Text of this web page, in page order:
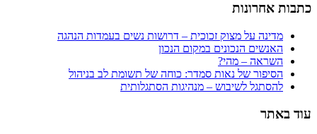
כתבות אחרונות
מדינה על מצוק זכוכית – דרושות נשים בעמדות הנהגה
האנשים הנכונים במקום הנכון
השראה – מהי?
הסיפור של נאות סמדר: כוחה של תשומת לב בניהול
להסתגל לשיבוש – מנהיגות הסתגלותית
עוד באתר